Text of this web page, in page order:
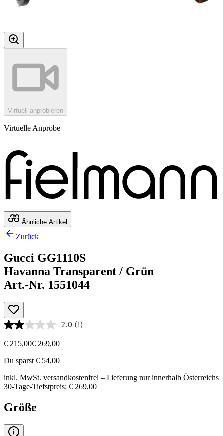
Virtuell anprobieren
Virtuelle Anprobe
Ähnliche Artikel
Zurück
Gucci GG1110S
Havanna Transparent / Grün
Art.-Nr. 1551044
2.0 (1)
€ 215,00€ 269,00
Du sparst € 54,00
inkl. MwSt. versandkostenfrei – Lieferung nur innerhalb Österreichs
30-Tage-Tiefstpreis: € 269,00
Größe